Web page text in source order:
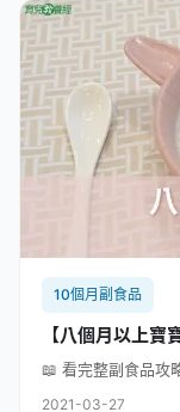
10個月副食品
【八個月以上
📖 看完整副食品攻
2021-03-27